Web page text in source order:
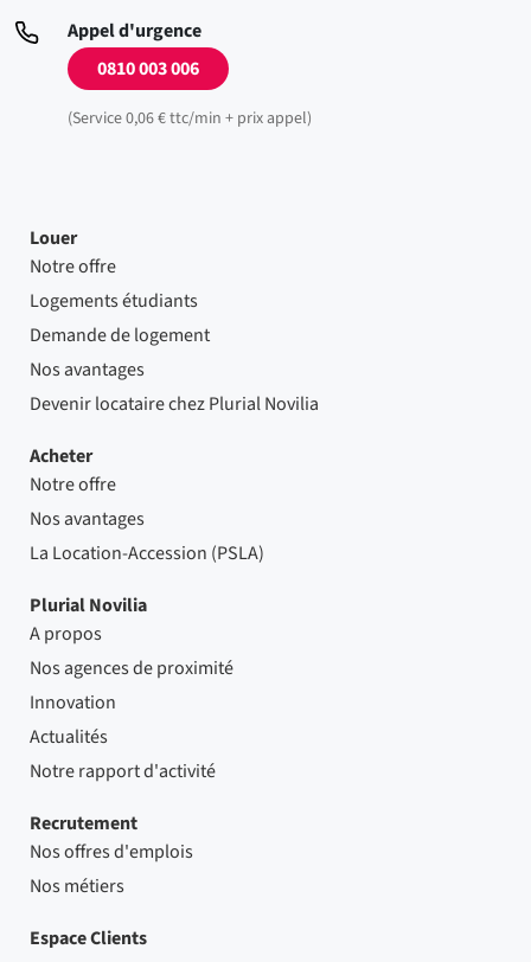
Appel d'urgence
0810 003 006
(Service 0,06 € ttc/min + prix appel)
Louer
Notre offre
Logements étudiants
Demande de logement
Nos avantages
Devenir locataire chez Plurial Novilia
Acheter
Notre offre
Nos avantages
La Location-Accession (PSLA)
Plurial Novilia
A propos
Nos agences de proximité
Innovation
Actualités
Notre rapport d'activité
Recrutement
Nos offres d'emplois
Nos métiers
Espace Clients